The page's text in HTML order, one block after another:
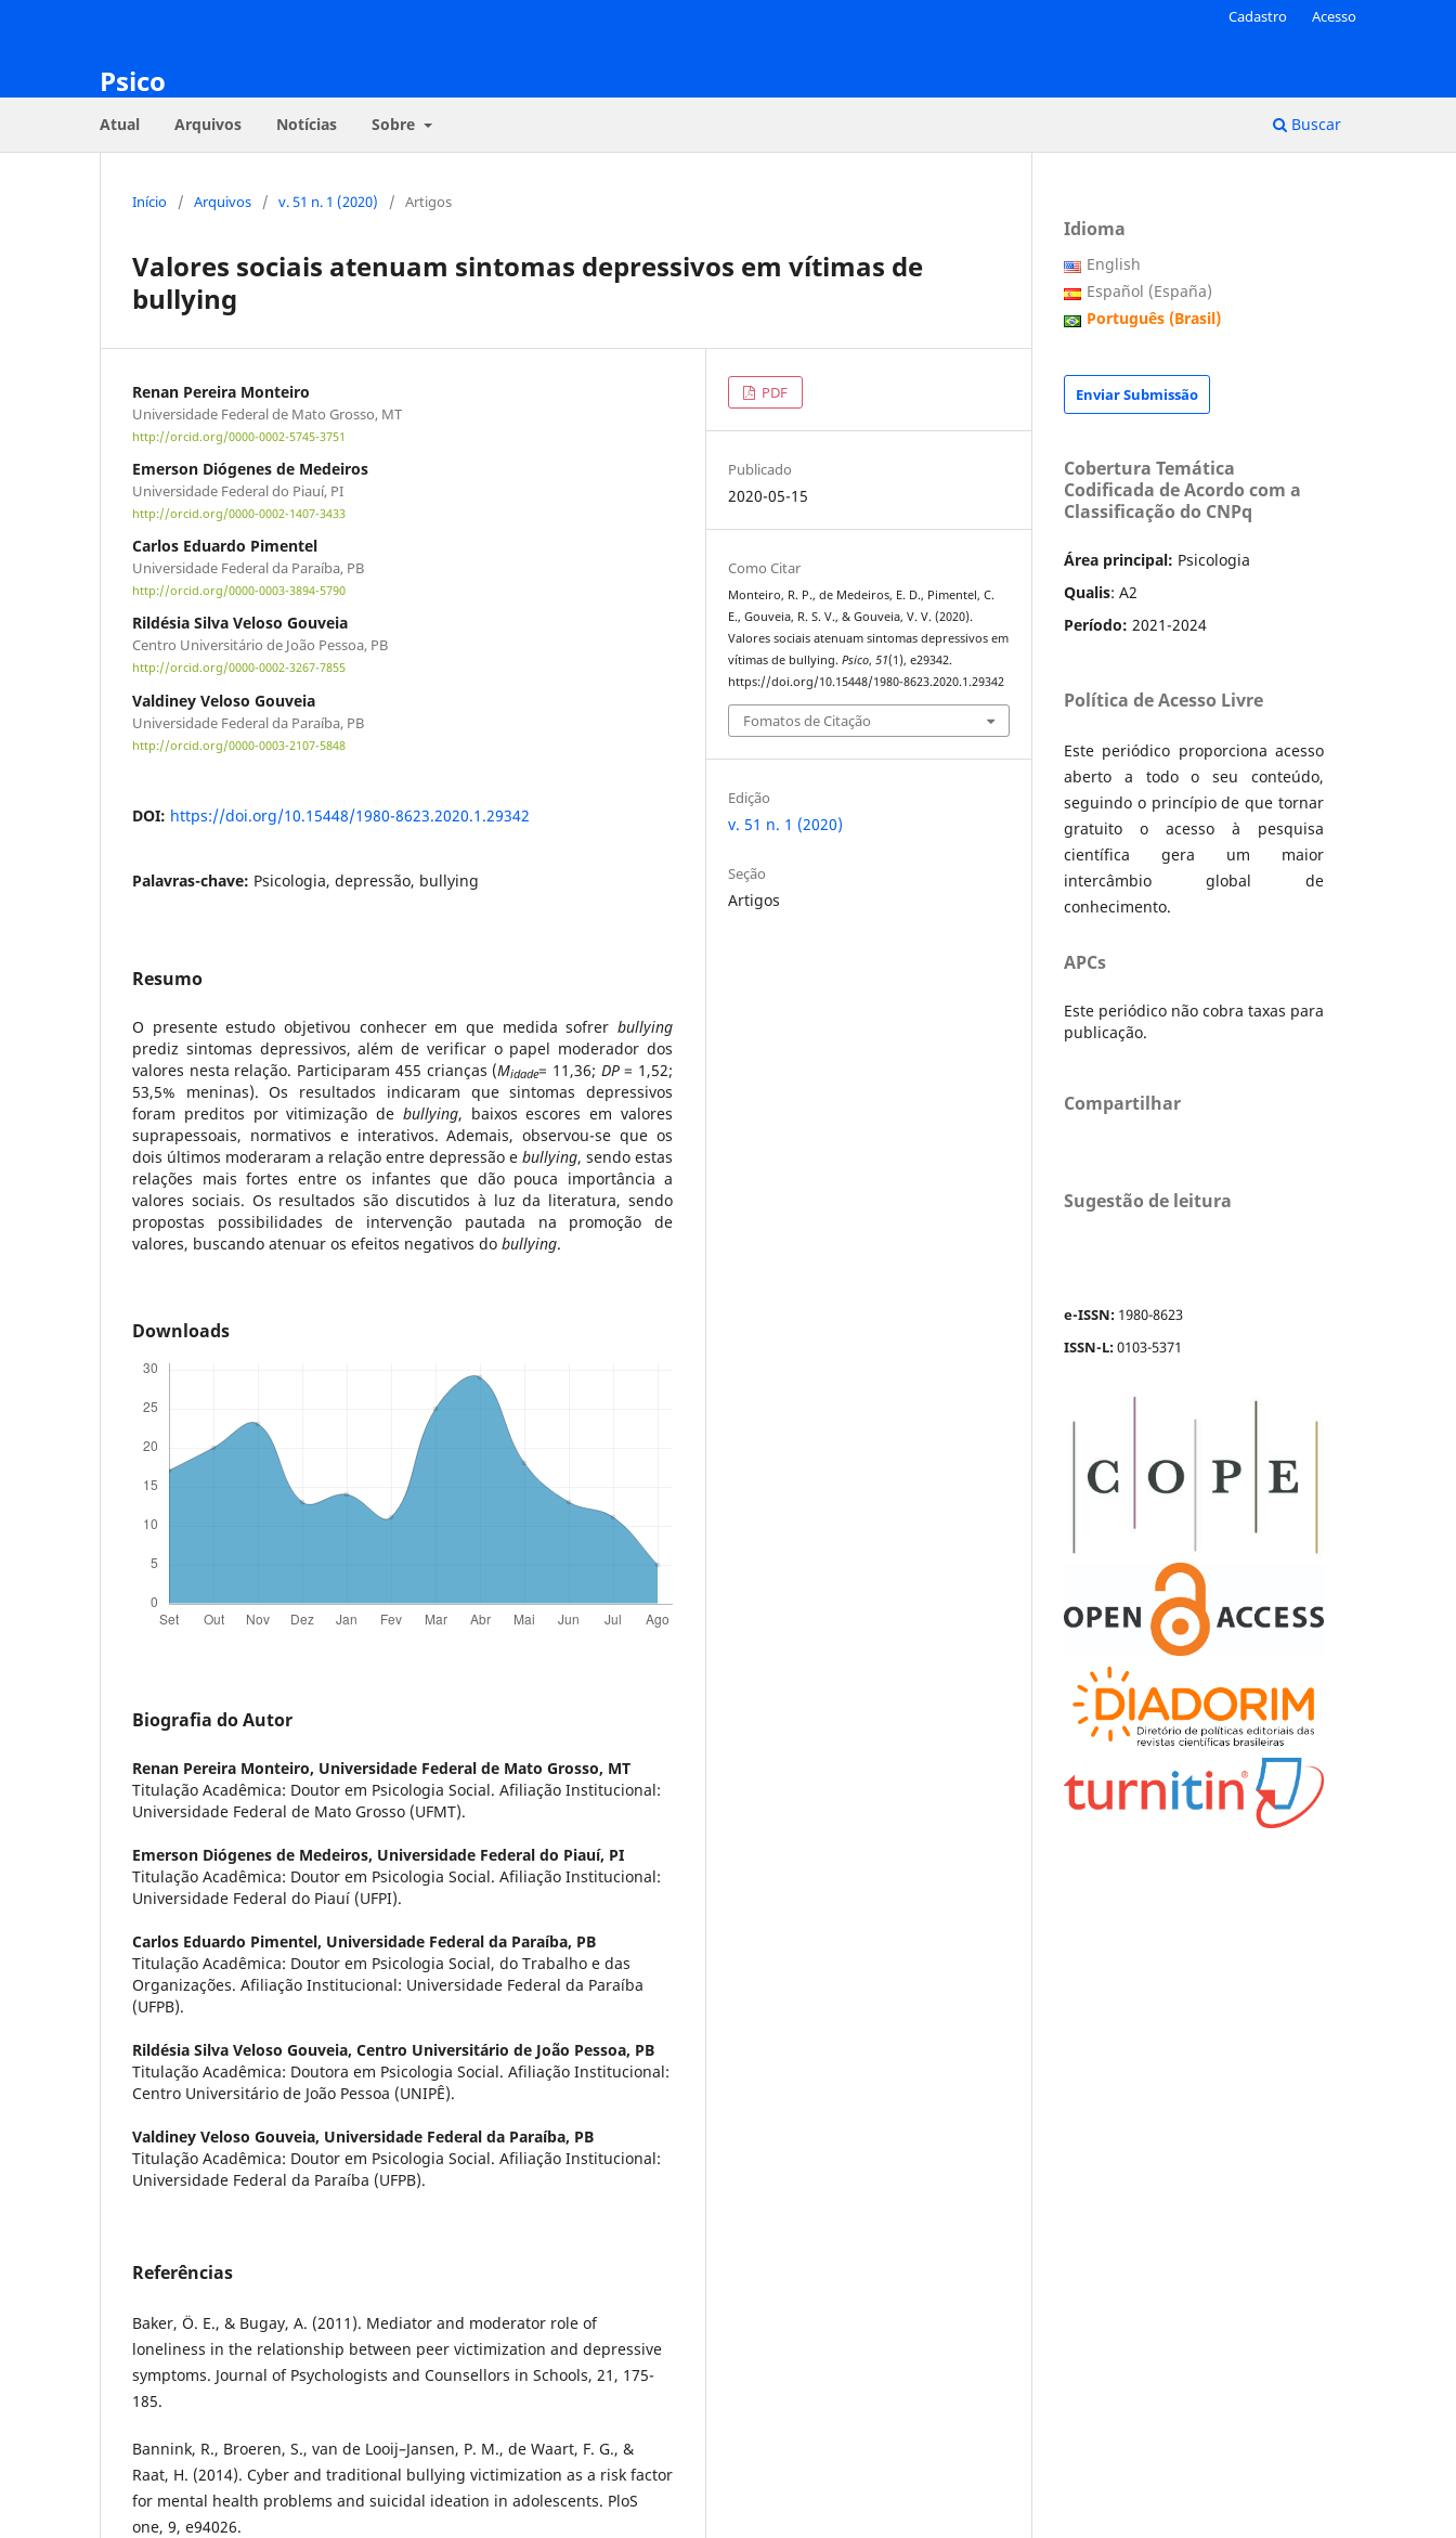
Psico
Atual Arquivos Notícias Sobre Buscar
Cadastro Acesso
Início / Arquivos / v. 51 n. 1 (2020) / Artigos
Valores sociais atenuam sintomas depressivos em vítimas de
bullying
Renan Pereira Monteiro
Universidade Federal de Mato Grosso, MT
http://orcid.org/0000-0002-5745-3751
Emerson Diógenes de Medeiros
Universidade Federal do Piauí, PI
http://orcid.org/0000-0002-1407-3433
Carlos Eduardo Pimentel
Universidade Federal da Paraíba, PB
http://orcid.org/0000-0003-3894-5790
Rildésia Silva Veloso Gouveia
Centro Universitário de João Pessoa, PB
http://orcid.org/0000-0002-3267-7855
Valdiney Veloso Gouveia
Universidade Federal da Paraíba, PB
http://orcid.org/0000-0003-2107-5848
DOI: https://doi.org/10.15448/1980-8623.2020.1.29342
Palavras-chave: Psicologia, depressão, bullying
Resumo
O presente estudo objetivou conhecer em que medida sofrer bullying
prediz sintomas depressivos, além de verificar o papel moderador dos
valores nesta relação. Participaram 455 crianças (Midade= 11,36; DP= 1,52;
53,5% meninas). Os resultados indicaram que sintomas depressivos
foram preditos por vitimização de bullying, baixos escores em valores
suprapessoais, normativos e interativos. Ademais, observou-se que os
dois últimos moderaram a relação entre depressão e bullying, sendo estas
relações mais fortes entre os infantes que dão pouca importância a
valores sociais. Os resultados são discutidos à luz da literatura, sendo
propostas possibilidades de intervenção pautada na promoção de
valores, buscando atenuar os efeitos negativos do bullying.
Downloads
Biografia do Autor
Renan Pereira Monteiro, Universidade Federal de Mato Grosso, MT
Titulação Acadêmica: Doutor em Psicologia Social. Afiliação Institucional:
Universidade Federal de Mato Grosso (UFMT).
Emerson Diógenes de Medeiros, Universidade Federal do Piauí, PI
Titulação Acadêmica: Doutor em Psicologia Social. Afiliação Institucional:
Universidade Federal do Piauí (UFPI).
Carlos Eduardo Pimentel, Universidade Federal da Paraíba, PB
Titulação Acadêmica: Doutor em Psicologia Social, do Trabalho e das
Organizações. Afiliação Institucional: Universidade Federal da Paraíba
(UFPB).
Rildésia Silva Veloso Gouveia, Centro Universitário de João Pessoa, PB
Titulação Acadêmica: Doutora em Psicologia Social. Afiliação Institucional:
Centro Universitário de João Pessoa (UNIPÊ).
Valdiney Veloso Gouveia, Universidade Federal da Paraíba, PB
Titulação Acadêmica: Doutor em Psicologia Social. Afiliação Institucional:
Universidade Federal da Paraíba (UFPB).
Referências
Baker, Ö. E., & Bugay, A. (2011). Mediator and moderator role of
loneliness in the relationship between peer victimization and depressive
symptoms. Journal of Psychologists and Counsellors in Schools, 21, 175-
185.
Bannink, R., Broeren, S., van de Looij–Jansen, P. M., de Waart, F. G., &
Raat, H. (2014). Cyber and traditional bullying victimization as a risk factor
for mental health problems and suicidal ideation in adolescents. PloS
one, 9, e94026.
PDF
Publicado
2020-05-15
Como Citar
Monteiro, R. P., de Medeiros, E. D., Pimentel, C.
E., Gouveia, R. S. V., & Gouveia, V. V. (2020).
Valores sociais atenuam sintomas depressivos em
vítimas de bullying.Psico,51(1), e29342.
https://doi.org/10.15448/1980-8623.2020.1.29342
Fomatos de Citação
Edição
v. 51 n. 1 (2020)
Seção
Artigos
Idioma
English
Español (España)
Português (Brasil)
Enviar Submissão
Cobertura Temática
Codificada de Acordo com a
Classificação do CNPq
Área principal: Psicologia
Qualis: A2
Período: 2021-2024
Política de Acesso Livre
Este periódico proporciona acesso
aberto a todo o seu conteúdo,
seguindo o princípio de que tornar
gratuito o acesso à pesquisa
científica gera um maior
intercâmbio global de
conhecimento.
APCs
Este periódico não cobra taxas para
publicação.
Compartilhar
Sugestão de leitura
e-ISSN: 1980-8623
ISSN-L:0103-5371